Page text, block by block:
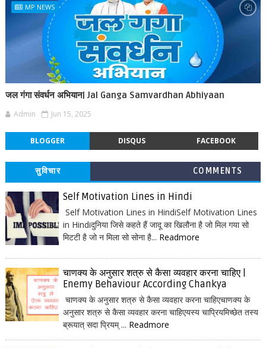
MP NEWS
जल गंगा संवर्धन अभियान| Jal Ganga Samvardhan Abhiyaan
Admin Jun 15, 2025
BLOGGER DISQUS FACEBOOK
सुविचार COMMENTS
Self Motivation Lines in Hindi
Self Motivation Lines in HindiSelf Motivation Lines
in Hindiदुनिया जिसे कहते हैं जादू का खिलौना है जो मिल गया सो
मिटटी है जो न मिला सो सोना है... Readmore
चाणक्य के अनुसार शत्रु से कैसा व्यवहार करना चाहिए |
Enemy Behaviour According Chankya
चाणक्य के अनुसार शत्रु से कैसा व्यवहार करना चाहिएचाणक्य के
अनुसार शत्रु से कैसा व्यवहार करना चाहिएयस्य चाप्रियमिच्छेत तस्य
ब्रूयात् सदा प्रियम् ... Readmore